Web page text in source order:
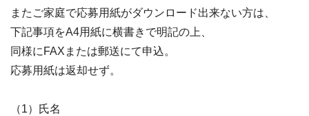
またご家庭で応募用紙がダウンロード出来ない方は、
下記事項をA4用紙に横書きで明記の上、
同様にFAXまたは郵送にて申込。
応募用紙は返却せず。
（1）氏名